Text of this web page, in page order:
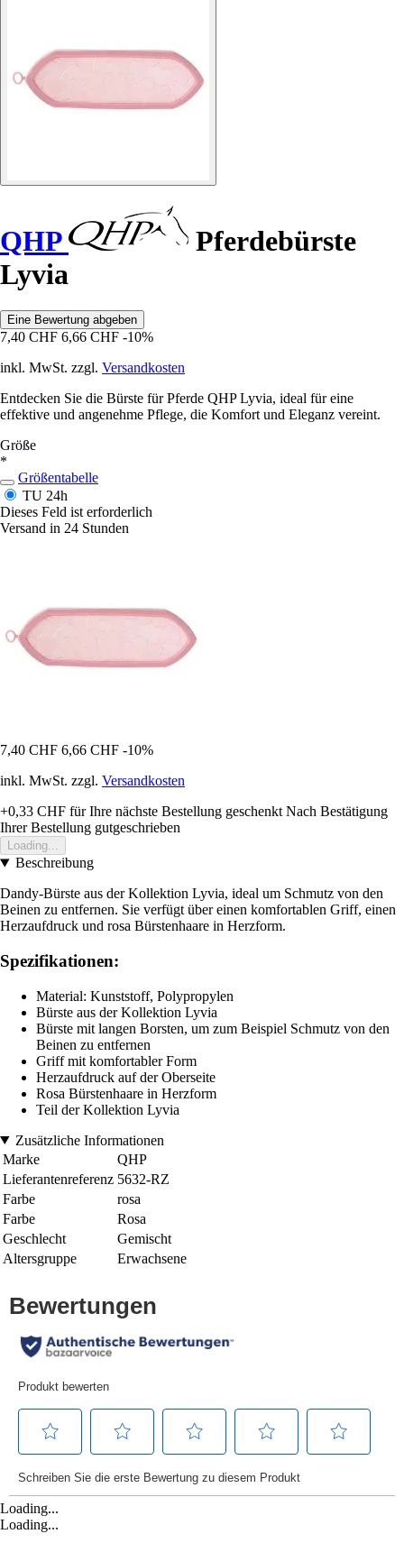
QHP
Pferdebürste
Lyvia
Eine Bewertung abgeben
7,40 CHF 6,66 CHF -10%
inkl. MwSt. zzgl. Versandkosten
Entdecken Sie die Bürste für Pferde QHP Lyvia, ideal für eine
effektive und angenehme Pflege, die Komfort und Eleganz vereint.
Größe
*
Größentabelle
TU 24h
Dieses Feld ist erforderlich
Versand in 24 Stunden
7,40 CHF 6,66 CHF -10%
inkl. MwSt. zzgl. Versandkosten
+0,33 CHF für Ihre nächste Bestellung geschenkt Nach Bestätigung
Ihrer Bestellung gutgeschrieben
Loading...
Beschreibung
Dandy-Bürste aus der Kollektion Lyvia, ideal um Schmutz von den
Beinen zu entfernen. Sie verfügt über einen komfortablen Griff, einen
Herzaufdruck und rosa Bürstenhaare in Herzform.
Spezifikationen:
Material: Kunststoff, Polypropylen
Bürste aus der Kollektion Lyvia
Bürste mit langen Borsten, um zum Beispiel Schmutz von den
Beinen zu entfernen
Griff mit komfortabler Form
Herzaufdruck auf der Oberseite
Rosa Bürstenhaare in Herzform
Teil der Kollektion Lyvia
Zusätzliche Informationen
Marke
QHP
Lieferantenreferenz 5632-RZ
Farbe
rosa
Farbe
Rosa
Geschlecht
Gemischt
Altersgruppe
Erwachsene
Loading...
Loading...